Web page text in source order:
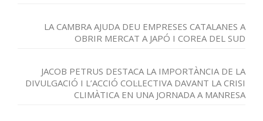
LA CAMBRA AJUDA DEU EMPRESES CATALANES A
OBRIR MERCAT A JAPÓ I COREA DEL SUD
JACOB PETRUS DESTACA LA IMPORTÀNCIA DE LA
DIVULGACIÓ I L’ACCIÓ COL·LECTIVA DAVANT LA CRISI
CLIMÀTICA EN UNA JORNADA A MANRESA